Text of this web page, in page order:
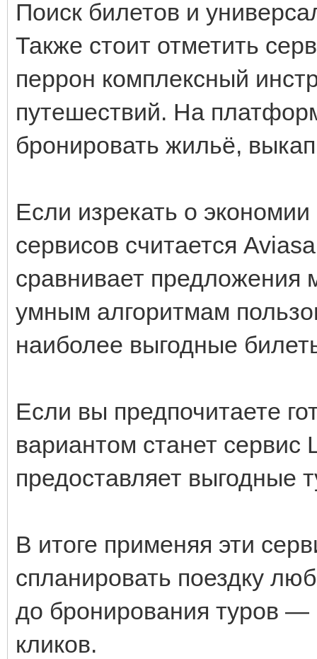
Поиск билетов и
Также стоит отметить
перрон комплексный
путешествий. На
бронировать жильё,
Если изрекать о
сервисов считается
сравнивает предложения
умным алгоритмам
наиболее выгодные
Если вы предпочитаете
вариантом станет сервис
предоставляет выгодные
В итоге применяя эти
спланировать поездку
до бронирования туров —
кликов.